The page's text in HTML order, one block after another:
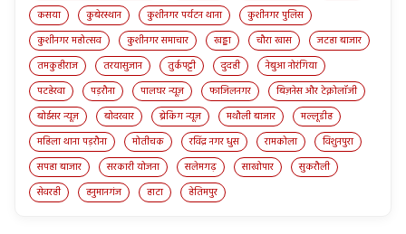
कसया
कुबेरस्थान कुशीनगर पर्यटन थाना
कुशीनगर पुलिस
कुशीनगर महोत्सव
कुशीनगर समाचार खड्डा चौरा खास
जटहा बाजार
तमकुहीराज
तरयासुजान तुर्कपट्टी दुदही
नेबुआ नोरंगिया
पटहेरवा
पड़रौना पालघर न्यूज़ फाजिलनगर
बिज़नेस और टेक्नोलॉजी
बोईसर न्यूज़
बोदरवार ब्रेकिंग न्यूज़ मथौली बाजार
मल्लूडीह
महिला थाना पड़रौना
मोतीचक रविंद्र नगर धुस रामकोला
विशुनपुरा
सपहा बाजार
सरकारी योजना सलेमगढ़ साखोपार
सुकरौली
सेवरही
हनुमानगंज हाटा हेतिमपुर